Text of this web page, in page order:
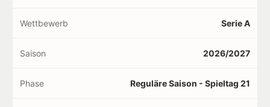
Wettbewerb Serie A
Saison 2026/2027
Phase Reguläre Saison - Spieltag 21